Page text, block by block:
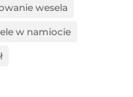
wesela
w namiocie